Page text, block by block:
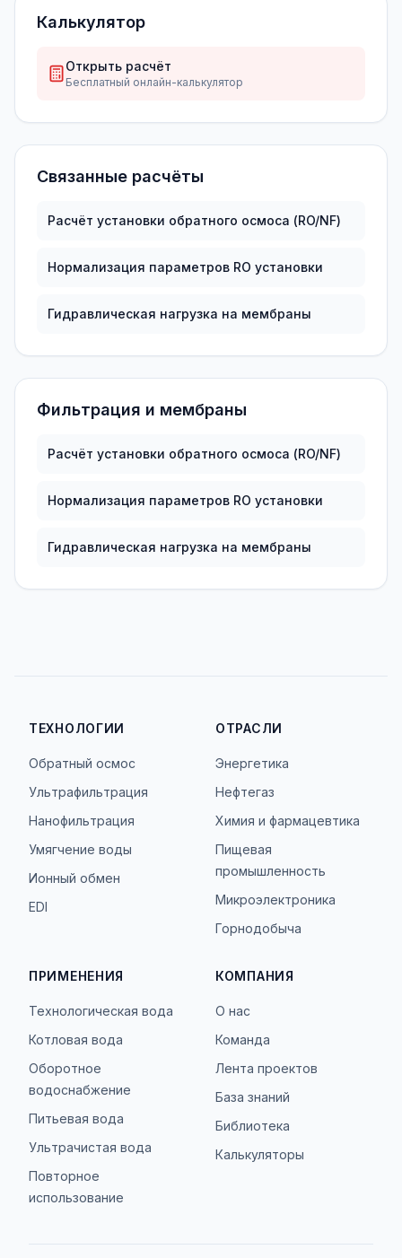
Калькулятор
Открыть расчёт
Бесплатный онлайн-калькулятор
Связанные расчёты
Расчёт установки обратного осмоса (RO/NF)
Нормализация параметров RO установки
Гидравлическая нагрузка на мембраны
Фильтрация и мембраны
Расчёт установки обратного осмоса (RO/NF)
Нормализация параметров RO установки
Гидравлическая нагрузка на мембраны
ТЕХНОЛОГИИ
Обратный осмос
Ультрафильтрация
Нанофильтрация
Умягчение воды
Ионный обмен
EDI
ОТРАСЛИ
Энергетика
Нефтегаз
Химия и фармацевтика
Пищевая
промышленность
Микроэлектроника
Горнодобыча
ПРИМЕНЕНИЯ
Технологическая вода
Котловая вода
Оборотное
водоснабжение
Питьевая вода
Ультрачистая вода
Повторное
использование
КОМПАНИЯ
О нас
Команда
Лента проектов
База знаний
Библиотека
Калькуляторы